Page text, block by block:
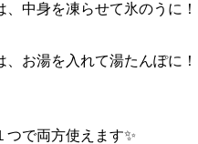
、中身を凍らせて氷のうに！
、お湯を入れて湯たんぽに！
つで両方使えます✨